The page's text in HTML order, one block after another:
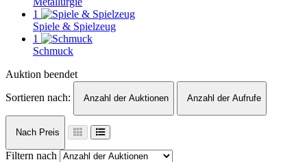
1
Spiele & Spielzeug
1
Schmuck
Auktion beendet
Sortieren nach:
Anzahl der Auktionen Anzahl der Aufrufe
Nach Preis
Filtern nach